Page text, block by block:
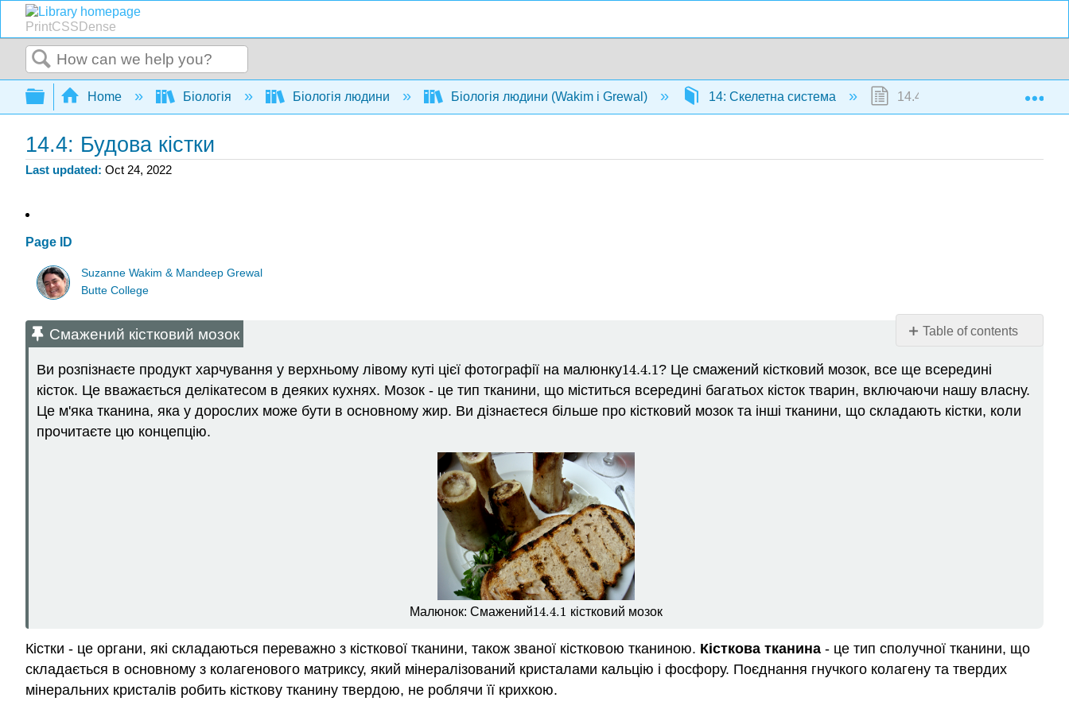
PrintCSSDense
Search
Expand/collapse global hierarchy
Home Біологія Біологія людини Біологія людини (Wakim і Grewal) 14: Скелетна система 14.4: Будова кістки
14.4: Будова кістки
Last updated Oct 24, 2022
Page ID
Suzanne Wakim & Mandeep Grewal
Butte College
Table of contents
кістковий
мозок
Анатомія
компактної
кістки
Смажений кістковий мозок
Ви розпізнаєте продукт харчування у верхньому лівому куті цієї фотографії на малюнку14.4.1
14.4.1? Це смажений кістковий мозок, все ще всередині
кісток. Це вважається делікатесом в деяких кухнях. Мозок - це тип тканини, що міститься всередині багатьох кісток тварин, включаючи нашу власну.
Це м'яка тканина, яка у дорослих може бути в основному жир. Ви дізнаєтеся більше про кістковий мозок та інші тканини, що складають кістки, коли
прочитаєте цю концепцію.
Малюнок: Смажений14.4.1
14.4.1 кістковий мозок
Кістки - це органи, які складаються переважно з кісткової тканини, також званої кістковою тканиною. Кісткова тканина - це тип сполучної тканини, що
складається в основному з колагенового матриксу, який мінералізований кристалами кальцію і фосфору. Поєднання гнучкого колагену та твердих
мінеральних кристалів робить кісткову тканину твердою, не роблячи її крихкою.